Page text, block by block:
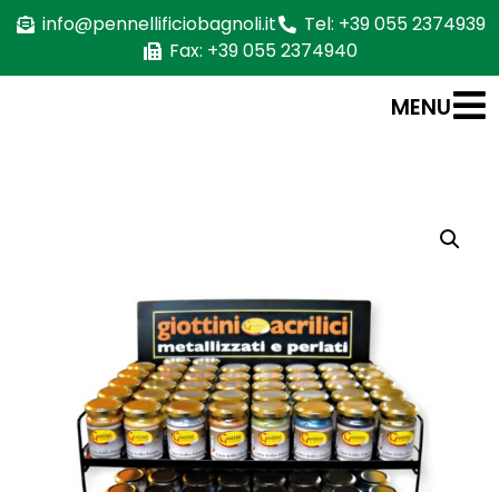
info@pennellificiobagnoli.it
Tel: +39 055 2374939
Fax: +39 055 2374940
MENU